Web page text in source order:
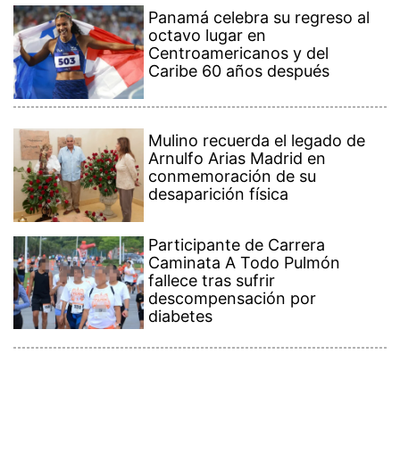
Panamá celebra su regreso al
octavo lugar en
Centroamericanos y del
Caribe 60 años después
Mulino recuerda el legado de
Arnulfo Arias Madrid en
conmemoración de su
desaparición física
Participante de Carrera
Caminata A Todo Pulmón
fallece tras sufrir
descompensación por
diabetes